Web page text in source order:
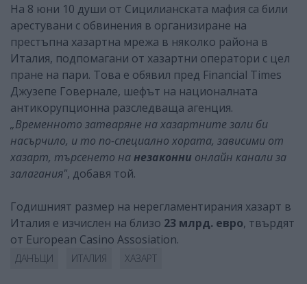
На 8 юни 10 души от Сицилианската мафия са били
арестувани с обвинения в организиране на
престъпна хазартна мрежа в няколко района в
Италия, подпомагани от хазартни оператори с цел
пране на пари. Това е обявил пред Financial Times
Джузепе Говернале, шефът на националната
антикорупционна разследваща агенция.
„Временното затваряне на хазартните зали би
насърчило, и то по-специално хората, зависими от
хазарт, търсенето нанезаконни онлайн канали за
залагания", добавя той.
Годишният размер на нерегламентирания хазарт в
Италия е изчислен на близо 23 млрд. евро, твърдят
от European Casino Assosiation.
ДАНЪЦИ ИТАЛИЯ ХАЗАРТ